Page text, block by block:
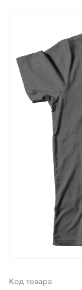
Код товара